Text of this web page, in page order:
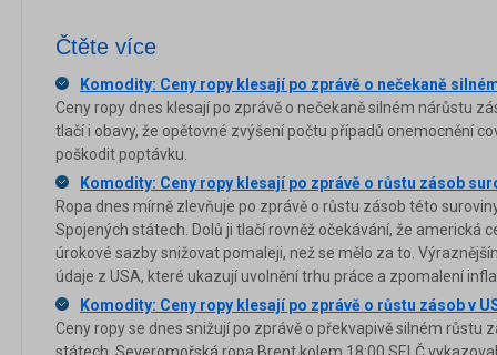
Čtěte více
Komodity: Ceny ropy klesají po zprávě o nečekaně
Ceny ropy dnes klesají po zprávě o nečekaně silném nárůstu
tlačí i obavy, že opětovné zvýšení počtu případů onemocnění
poškodit poptávku.
Komodity: Ceny ropy klesají po zprávě o růstu zásob
Ropa dnes mírně zlevňuje po zprávě o růstu zásob této
Spojených státech. Dolů ji tlačí rovněž očekávání, že americká
úrokové sazby snižovat pomaleji, než se mělo za to.
údaje z USA, které ukazují uvolnění trhu práce a zpomalení
Komodity: Ceny ropy klesají po zprávě o růstu zásob v
Ceny ropy se dnes snižují po zprávě o překvapivě silném růstu